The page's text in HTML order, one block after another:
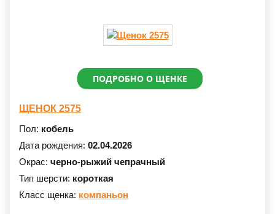
ПОДРОБНО О ЩЕНКЕ
ЩЕНОК 2575
Пол: кобель
Дата рождения: 02.04.2026
Окрас: черно-рыжий чепрачный
Тип шерсти: короткая
Класс щенка: компаньон